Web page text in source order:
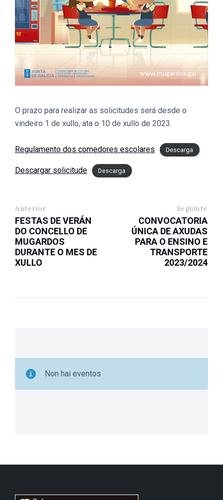
O prazo para realizar as solicitudes será desde o
vindeiro 1 de xullo, ata o 10 de xullo de 2023.
Regulamento dos comedores escolares Descarga
Descargar solicitude Descarga
Anterior
FESTAS DE VERÁN
DO CONCELLO DE
MUGARDOS
DURANTE O MES DE
XULLO
Seguinte
CONVOCATORIA
ÚNICA DE AXUDAS
PARA O ENSINO E
TRANSPORTE
2023/2024
Non hai eventos